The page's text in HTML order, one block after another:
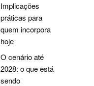
Implicações
práticas para
quem incorpora
hoje
O cenário até
2028: o que está
sendo